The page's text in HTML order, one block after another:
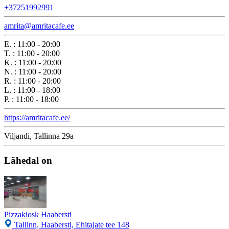
+37251992991
amrita@amritacafe.ee
E. : 11:00 - 20:00
T. : 11:00 - 20:00
K. : 11:00 - 20:00
N. : 11:00 - 20:00
R. : 11:00 - 20:00
L. : 11:00 - 18:00
P. : 11:00 - 18:00
https://amritacafe.ee/
Viljandi, Tallinna 29a
Lähedal on
Pizzakiosk Haabersti
Tallinn, Haabersti, Ehitajate tee 148